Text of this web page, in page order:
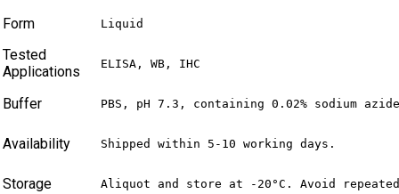
Form Liquid
Tested
Applications
ELISA, WB, IHC
Buffer PBS, pH 7.3, containing 0.02% sodium
Availability Shipped within 5-10 working days.
Storage Aliquot and store at -20°C. Avoid